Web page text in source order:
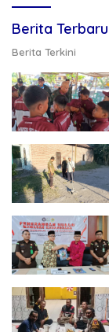
Berita Terbaru
Berita Terkini